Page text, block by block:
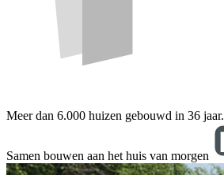
Meer dan 6.000 huizen gebouwd in 36 jaar.
Samen bouwen aan het huis van morgen